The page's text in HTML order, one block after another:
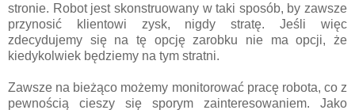
stronie. Robot jest skonstruowany w taki sposób, by zawsze
przynosić klientowi zysk, nigdy stratę. Jeśli więc
zdecydujemy się na tę opcję zarobku nie ma opcji, że
kiedykolwiek będziemy na tym stratni.
Zawsze na bieżąco możemy monitorować pracę robota, co z
pewnością cieszy się sporym zainteresowaniem. Jako